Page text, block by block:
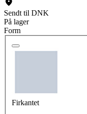
Sendt til DNK
På lager
Form
Firkantet